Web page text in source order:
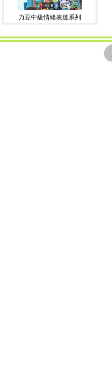
力豆中級情緒表達系列